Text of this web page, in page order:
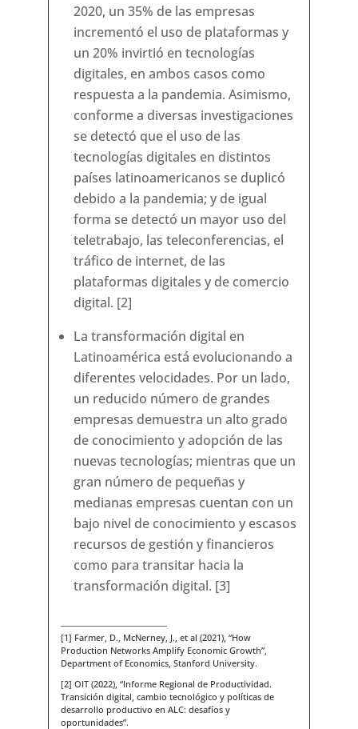
2020, un 35% de las empresas
incrementó el uso de plataformas y
un 20% invirtió en tecnologías
digitales, en ambos casos como
respuesta a la pandemia. Asimismo,
conforme a diversas investigaciones
se detectó que el uso de las
tecnologías digitales en distintos
países latinoamericanos se duplicó
debido a la pandemia; y de igual
forma se detectó un mayor uso del
teletrabajo, las teleconferencias, el
tráfico de internet, de las
plataformas digitales y de comercio
digital. [2]
La transformación digital en
Latinoamérica está evolucionando a
diferentes velocidades. Por un lado,
un reducido número de grandes
empresas demuestra un alto grado
de conocimiento y adopción de las
nuevas tecnologías; mientras que un
gran número de pequeñas y
medianas empresas cuentan con un
bajo nivel de conocimiento y escasos
recursos de gestión y financieros
como para transitar hacia la
transformación digital. [3]
[1] Farmer, D., McNerney, J., et al (2021), “How
Production Networks Amplify Economic Growth”,
Department of Economics, Stanford University.
[2] OIT (2022), “Informe Regional de Productividad.
Transición digital, cambio tecnológico y políticas de
desarrollo productivo en ALC: desafíos y
oportunidades”.